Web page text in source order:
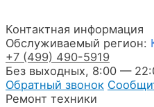
Контактная информация
Обслуживаемый регион:
+7 (499) 490-5919
Без выходных, 8:00 —
Обратный звонок
Ремонт техники